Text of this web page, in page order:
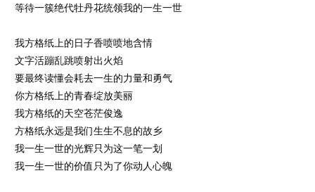
等待一簇绝代牡丹花统领我的一生一世
我方格纸上的日子香喷喷地含情
文字活蹦乱跳喷射出火焰
要最终读懂会耗去一生的力量和勇气
你方格纸上的青春绽放美丽
我方格纸的天空苍茫俊逸
方格纸永远是我们生生不息的故乡
我一生一世的光辉只为这一笔一划
我一生一世的价值只为了你动人心魄